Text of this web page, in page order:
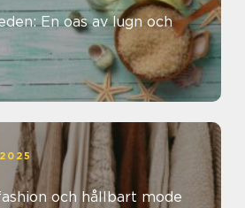
En oas av lugn och
och hållbart mode